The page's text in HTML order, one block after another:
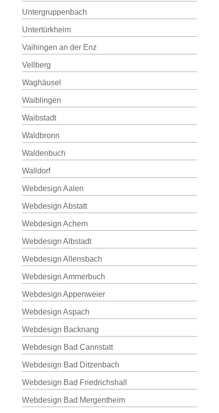
Untergruppenbach
Untertürkheim
Vaihingen an der Enz
Vellberg
Waghäusel
Waiblingen
Waibstadt
Waldbronn
Waldenbuch
Walldorf
Webdesign Aalen
Webdesign Abstatt
Webdesign Achern
Webdesign Albstadt
Webdesign Allensbach
Webdesign Ammerbuch
Webdesign Appenweier
Webdesign Aspach
Webdesign Backnang
Webdesign Bad Cannstatt
Webdesign Bad Ditzenbach
Webdesign Bad Friedrichshall
Webdesign Bad Mergentheim